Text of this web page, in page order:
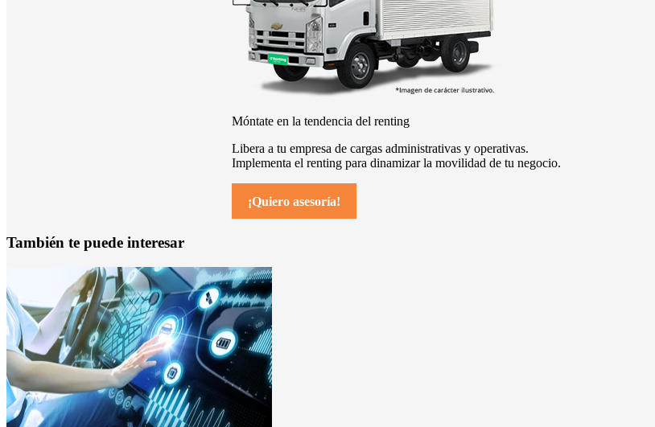
Móntate en la tendencia del renting
Libera a tu empresa de cargas administrativas y operativas.
Implementa el renting para dinamizar la movilidad de tu negocio.
¡Quiero asesoría!
También te puede interesar